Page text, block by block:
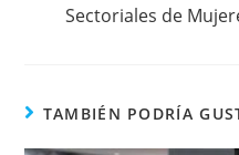
Sectoriales de
TAMBIÉN PODRÍA